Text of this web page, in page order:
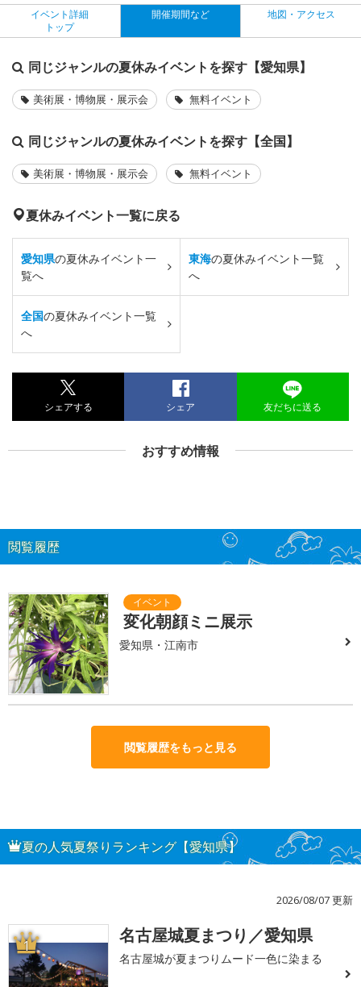
イベント詳細
トップ
開催期間など 地図・アクセス
同じジャンルの夏休みイベントを探す【愛知県】
美術展・博物展・展示会 無料イベント
同じジャンルの夏休みイベントを探す【全国】
美術展・博物展・展示会 無料イベント
夏休みイベント一覧に戻る
愛知県の夏休みイベント一
覧へ
東海の夏休みイベント一覧
へ
全国の夏休みイベント一覧
へ
シェアする シェア 友だちに送る
おすすめ情報
閲覧履歴
変化朝顔ミニ展示
愛知県・江南市
閲覧履歴をもっと見る
夏の人気夏祭りランキング【愛知県】
2026/08/07 更新
1 名古屋城夏まつり／愛知県
名古屋城が夏まつりムード一色に染まる